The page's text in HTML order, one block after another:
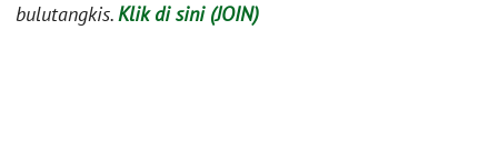
bulutangkis.Klik di sini (JOIN)